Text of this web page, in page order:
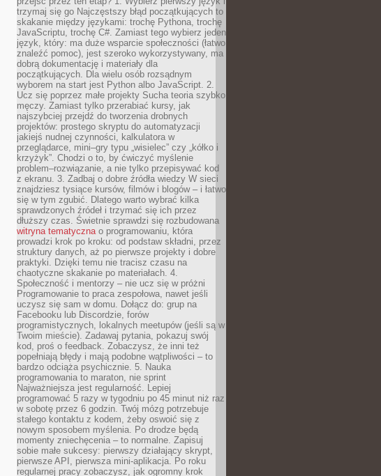
trzymaj się go Najczęstszy błąd początkujących to
skakanie między językami: trochę Pythona, trochę
JavaScriptu, trochę C#. Zamiast tego wybierz jeden
język, który: ma duże wsparcie społeczności (łatwo
znaleźć pomoc), jest szeroko wykorzystywany, ma
dobrą dokumentację i materiały dla
początkujących. Dla wielu osób rozsądnym
wyborem na start jest Python albo JavaScript. 2.
Ucz się poprzez małe projekty Sucha teoria szybko
męczy. Zamiast tylko przerabiać kursy, jak
najszybciej przejdź do tworzenia drobnych
projektów: prostego skryptu do automatyzacji
jakiejś nudnej czynności, kalkulatora w
przeglądarce, mini–gry typu „wisielec” czy „kółko i
krzyżyk”. Chodzi o to, by ćwiczyć myślenie
problem–rozwiązanie, a nie tylko przepisywać kod
z ekranu. 3. Zadbaj o dobre źródła wiedzy W sieci
znajdziesz tysiące kursów, filmów i blogów – i łatwo
się w tym zgubić. Dlatego warto wybrać kilka
sprawdzonych źródeł i trzymać się ich przez
dłuższy czas. Świetnie sprawdzi się rozbudowana
witryna tematycznao programowaniu, która
prowadzi krok po kroku: od podstaw składni, przez
struktury danych, aż po pierwsze projekty i dobre
praktyki. Dzięki temu nie tracisz czasu na
chaotyczne skakanie po materiałach. 4.
Społeczność i mentorzy – nie ucz się w próżni
Programowanie to praca zespołowa, nawet jeśli
uczysz się sam w domu. Dołącz do: grup na
Facebooku lub Discordzie, forów
programistycznych, lokalnych meetupów (jeśli są w
Twoim mieście). Zadawaj pytania, pokazuj swój
kod, proś o feedback. Zobaczysz, że inni też
popełniają błędy i mają podobne wątpliwości – to
bardzo odciąża psychicznie. 5. Nauka
programowania to maraton, nie sprint
Najważniejsza jest regularność. Lepiej
programować 5 razy w tygodniu po 45 minut niż raz
w sobotę przez 6 godzin. Twój mózg potrzebuje
stałego kontaktu z kodem, żeby oswoić się z
nowym sposobem myślenia. Po drodze będą
momenty zniechęcenia – to normalne. Zapisuj
sobie małe sukcesy: pierwszy działający skrypt,
pierwsze API, pierwsza mini-aplikacja. Po roku
regularnej pracy zobaczysz, jak ogromny krok